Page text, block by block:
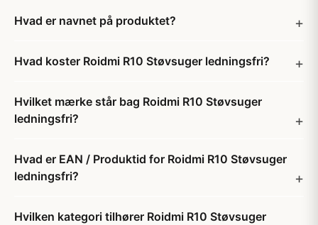
Hvad er navnet på produktet?
Hvad koster Roidmi R10 Støvsuger ledningsfri?
Hvilket mærke står bag Roidmi R10 Støvsuger
ledningsfri?
Hvad er EAN / Produktid for Roidmi R10 Støvsuger
ledningsfri?
Hvilken kategori tilhører Roidmi R10 Støvsuger